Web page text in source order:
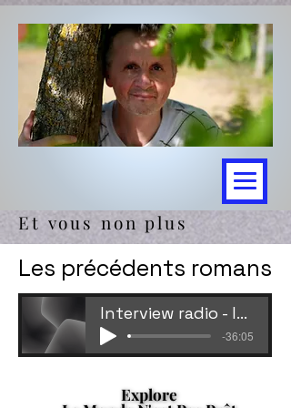
Et vous non plus
Les précédents romans
Interview radio - les 4 premiers romans 16 déc 2021
-36:05
Explore
Explore